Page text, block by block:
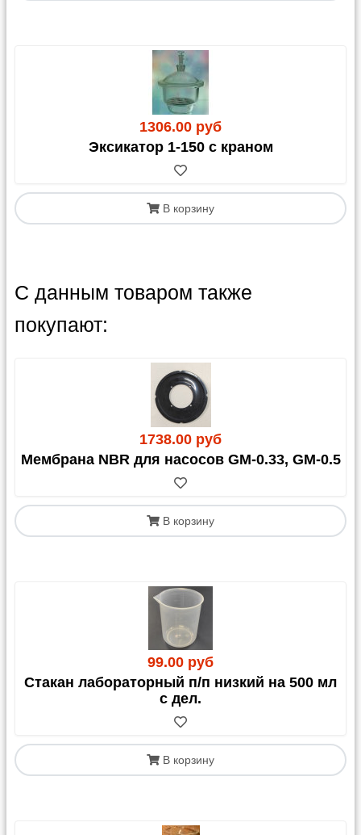
1306.00 руб
Эксикатор 1-150 с краном
В корзину
С данным товаром также
покупают:
1738.00 руб
Мембрана NBR для насосов GM-0.33, GM-0.5
В корзину
99.00 руб
Стакан лабораторный п/п низкий на 500 мл
с дел.
В корзину